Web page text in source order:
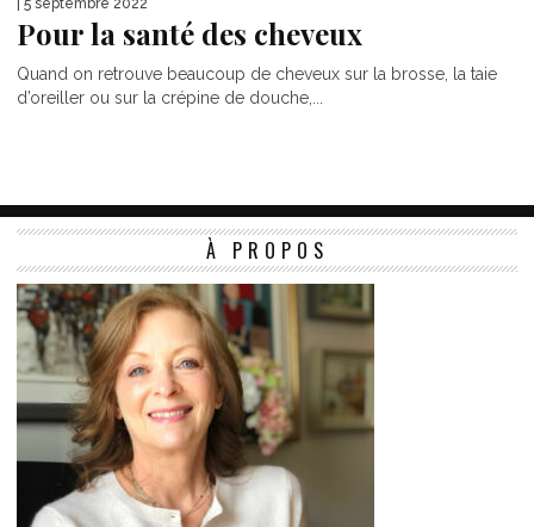
| 5 septembre 2022
Pour la santé des cheveux
Quand on retrouve beaucoup de cheveux sur la brosse, la taie
d’oreiller ou sur la crépine de douche,...
À PROPOS